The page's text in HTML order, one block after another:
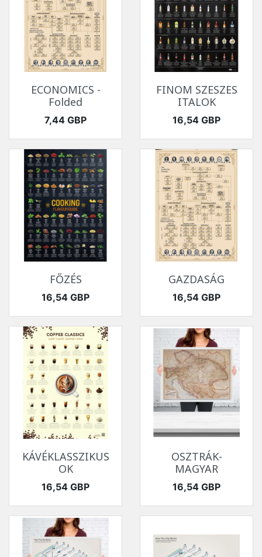
ECONOMICS -
Folded
Ár
7,44 GBP
FINOM SZESZES
ITALOK
Ár
16,54 GBP
FŐZÉS
Ár
16,54 GBP
GAZDASÁG
Ár
16,54 GBP
KÁVÉKLASSZIKUS
OK
Ár
16,54 GBP
OSZTRÁK-
MAGYAR
Ár
16,54 GBP